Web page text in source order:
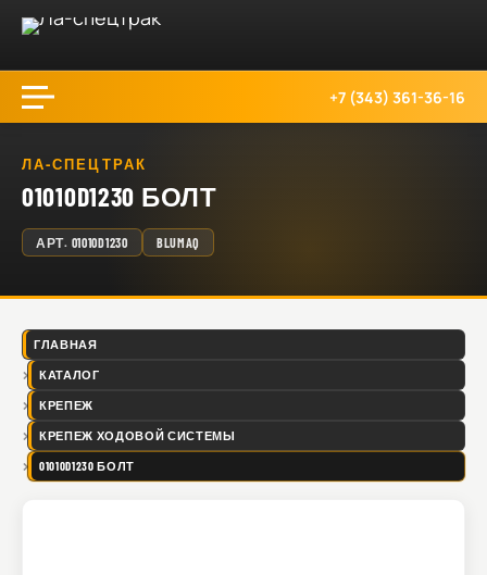
+7 (343) 361-36-16
ЛА-СПЕЦТРАК
01010D1230 БОЛТ
АРТ. 01010D1230 BLUMAQ
ГЛАВНАЯ
КАТАЛОГ
КРЕПЕЖ
КРЕПЕЖ ХОДОВОЙ СИСТЕМЫ
01010D1230 БОЛТ